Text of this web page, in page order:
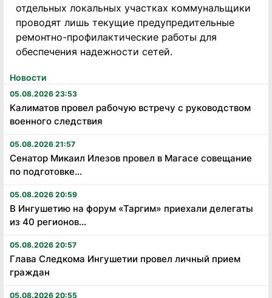
Новости
05.08.2026 23:53
Калиматов провел рабочую встречу с руководством
военного следствия
05.08.2026 21:57
Сенатор Микаил Илезов провел в Магасе совещание
по подготовке...
05.08.2026 20:59
В Ингушетию на форум «Таргим» приехали делегаты
из 40 регионов...
05.08.2026 20:57
Глава Следкома Ингушетии провел личный прием
граждан
05.08.2026 20:55
отдельных локальных участках коммунальщики
проводят лишь текущие предупредительные
ремонтно-профилактические работы для
обеспечения надежности сетей.